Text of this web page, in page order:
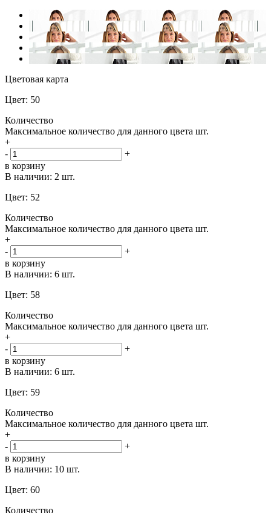
Цветовая карта
Цвет: 50
Количество
Максимальное количество для данного цвета шт.
+
-
+
в корзину
В наличии: 2 шт.
Цвет: 52
Количество
Максимальное количество для данного цвета шт.
+
-
+
в корзину
В наличии: 6 шт.
Цвет: 58
Количество
Максимальное количество для данного цвета шт.
+
-
+
в корзину
В наличии: 6 шт.
Цвет: 59
Количество
Максимальное количество для данного цвета шт.
+
-
+
в корзину
В наличии: 10 шт.
Цвет: 60
Количество